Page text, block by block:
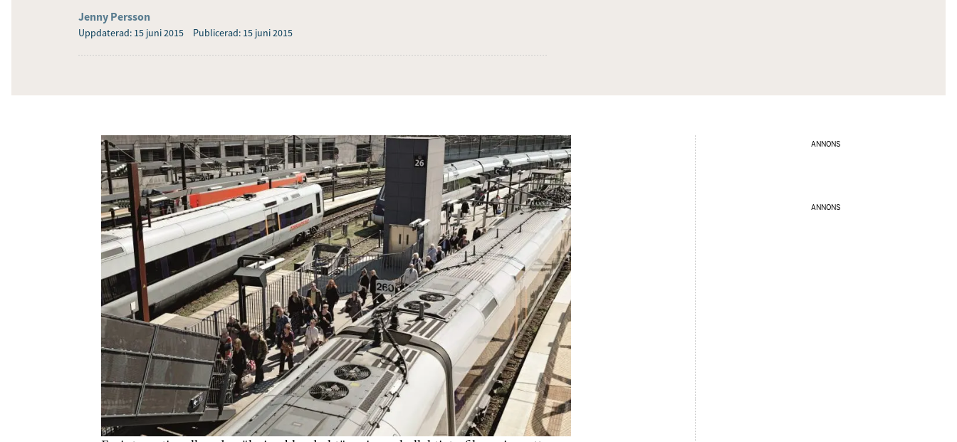
Jenny Persson
Uppdaterad: 15 juni 2015 Publicerad: 15 juni 2015
ANNONS
ANNONS